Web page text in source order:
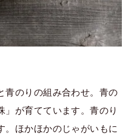
青のりの組み合わせ。青の
」が育てています。青のり
。ほかほかのじゃがいもに